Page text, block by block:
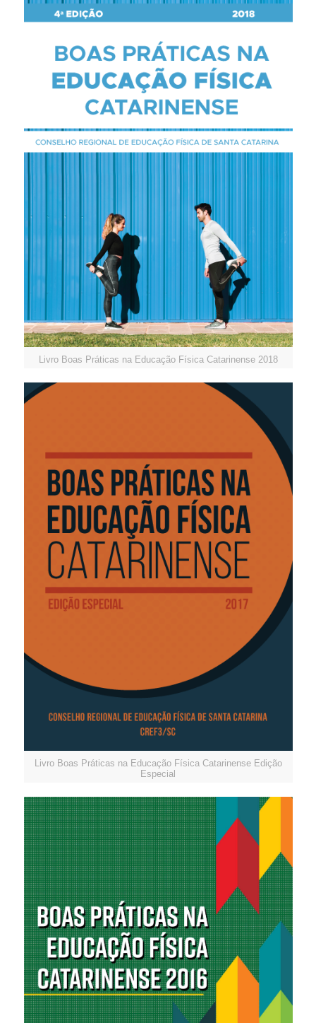
Livro Boas Práticas na Educação Física Catarinense 2018
Livro Boas Práticas na Educação Física Catarinense Edição
Especial